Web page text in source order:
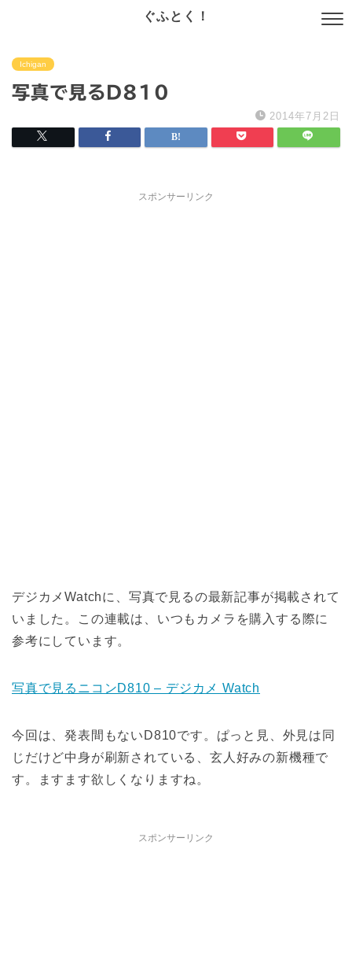
ぐふとく！
Ichigan
写真で見るD810
2014年7月2日
スポンサーリンク
デジカメWatchに、写真で見るの最新記事が掲載されて
いました。この連載は、いつもカメラを購入する際に
参考にしています。
写真で見るニコンD810 – デジカメ Watch
今回は、発表間もないD810です。ぱっと見、外見は同
じだけど中身が刷新されている、玄人好みの新機種で
す。ますます欲しくなりますね。
スポンサーリンク